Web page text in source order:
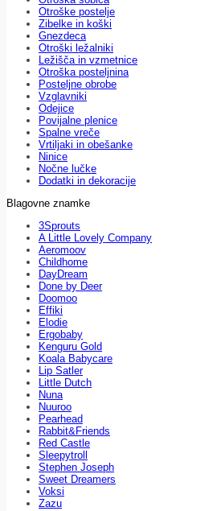
Otroške postelje
Zibelke in koški
Gnezdeca
Otroški ležalniki
Ležišča in vzmetnice
Otroška posteljnina
Posteljne obrobe
Vzglavniki
Odejice
Povijalne plenice
Spalne vreče
Vrtiljaki in obešanke
Ninice
Nočne lučke
Dodatki in dekoracije
Blagovne znamke
3Sprouts
A Little Lovely Company
Aeromoov
Childhome
DayDream
Done by Deer
Doomoo
Effiki
Elodie
Ergobaby
Kenguru Gold
Koala Babycare
Lip Satler
Little Dutch
Nuna
Nuuroo
Pearhead
Rabbit&Friends
Red Castle
Sleepytroll
Stephen Joseph
Sweet Dreamers
Voksi
Zazu